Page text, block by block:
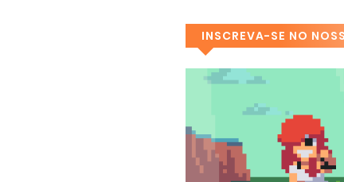
INSCREVA-SE NO